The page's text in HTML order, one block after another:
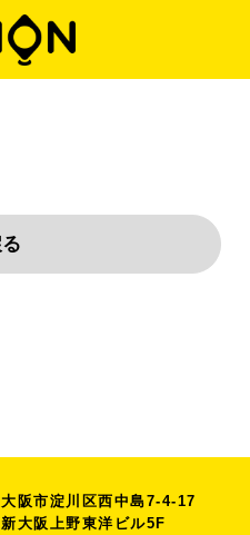
大阪市淀川区西中島7-4-17
新大阪上野東洋ビル5F